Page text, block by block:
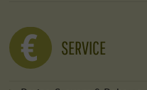
SERVICE